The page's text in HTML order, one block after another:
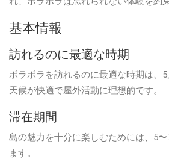
基本情報
訪れるのに最適な時期
ボラボラを訪れるのに最適な時期は、5
天候が快適で屋外活動に理想的です。
滞在期間
島の魅力を十分に楽しむためには、5
ます。